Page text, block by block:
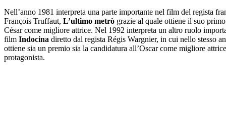
Nell’anno 1981 interpreta una parte importante nel film del regista
François Truffaut, L’ultimo metrò grazie al quale ottiene il suo
César come migliore attrice. Nel 1992 interpreta un altro ruolo
film Indocina diretto dal regista Régis Wargnier, in cui nello stesso
ottiene sia un premio sia la candidatura all’Oscar come migliore attrice
protagonista.